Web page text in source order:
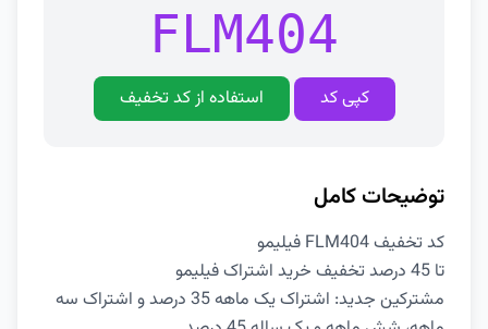
FLM404
کپی کد استفاده از کد تخفیف
توضیحات کامل
کد تخفیف FLM404 فیلیمو
تا 45 درصد تخفیف خرید اشتراک فیلیمو
مشترکین جدید: اشتراک یک ماهه 35 درصد و اشتراک سه